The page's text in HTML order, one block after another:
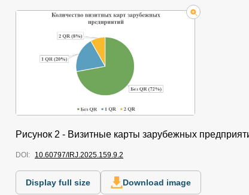
Рисунок 2 - Визитные карты зарубежных
DOI: 10.60797/IRJ.2025.159.9.2
Display full size Download image